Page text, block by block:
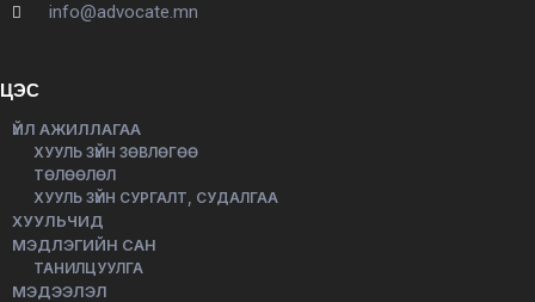
info@advocate.mn
ЦЭС
ҮЙЛ АЖИЛЛАГАА
ХУУЛЬ ЗҮЙН ЗӨВЛӨГӨӨ
ТӨЛӨӨЛӨЛ
ХУУЛЬ ЗҮЙН СУРГАЛТ, СУДАЛГАА
ХУУЛЬЧИД
МЭДЛЭГИЙН САН
ТАНИЛЦУУЛГА
МЭДЭЭЛЭЛ